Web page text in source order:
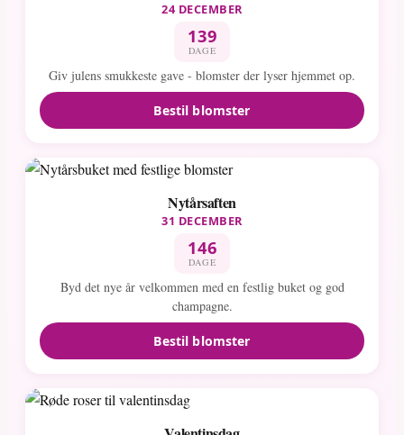
24 DECEMBER
139
DAGE
Giv julens smukkeste gave - blomster der lyser hjemmet op.
Bestil blomster
Nytårsaften
31 DECEMBER
146
DAGE
Byd det nye år velkommen med en festlig buket og god
champagne.
Bestil blomster